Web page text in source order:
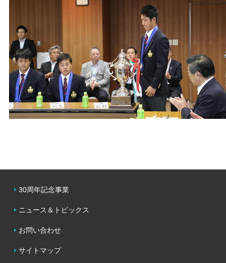
30周年記念事業
ニュース＆トピックス
お問い合わせ
サイトマップ